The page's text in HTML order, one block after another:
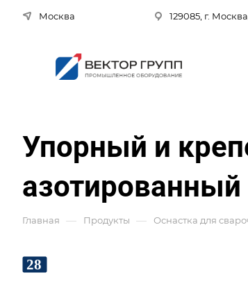
Москва 129085, г.
Упорный и
азотированный
Главная — Продукты — Оснастка для